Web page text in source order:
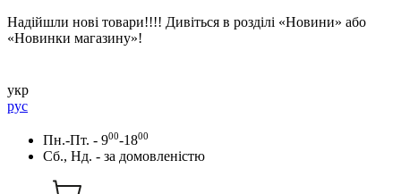
Надійшли нові товари!!!! Дивіться в розділі «Новини» або
«Новинки магазину»!
укр
рус
Пн.-Пт. - 900-1800
Сб., Нд. - за домовленістю